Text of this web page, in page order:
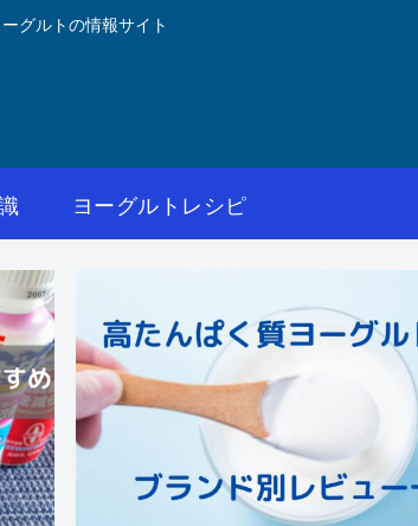
グルトの情報サイト
ヨーグルトレシピ